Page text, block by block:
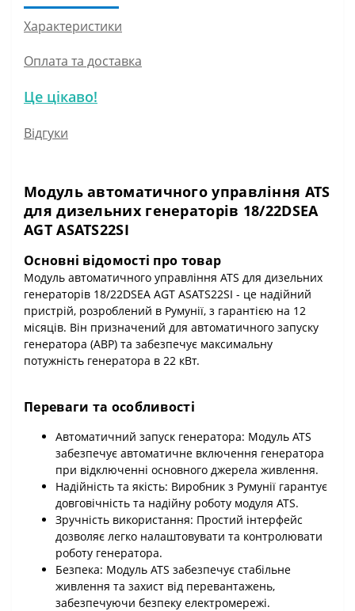
Характеристики
Оплата та доставка
Це цікаво!
Відгуки
Модуль автоматичного управління ATS
для дизельних генераторів 18/22DSEA
AGT ASATS22SI
Основні відомості про товар
Модуль автоматичного управління ATS для дизельних
генераторів 18/22DSEA AGT ASATS22SI - це надійний
пристрій, розроблений в Румунії, з гарантією на 12
місяців. Він призначений для автоматичного запуску
генератора (АВР) та забезпечує максимальну
потужність генератора в 22 кВт.
Переваги та особливості
Автоматичний запуск генератора: Модуль ATS
забезпечує автоматичне включення генератора
при відключенні основного джерела живлення.
Надійність та якість: Виробник з Румунії гарантує
довговічність та надійну роботу модуля ATS.
Зручність використання: Простий інтерфейс
дозволяє легко налаштовувати та контролювати
роботу генератора.
Безпека: Модуль ATS забезпечує стабільне
живлення та захист від перевантажень,
забезпечуючи безпеку електромережі.